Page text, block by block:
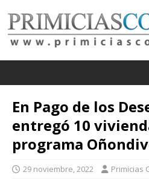
En Pago de los
entregó 10
programa
29 noviembre, 2022 Primicias